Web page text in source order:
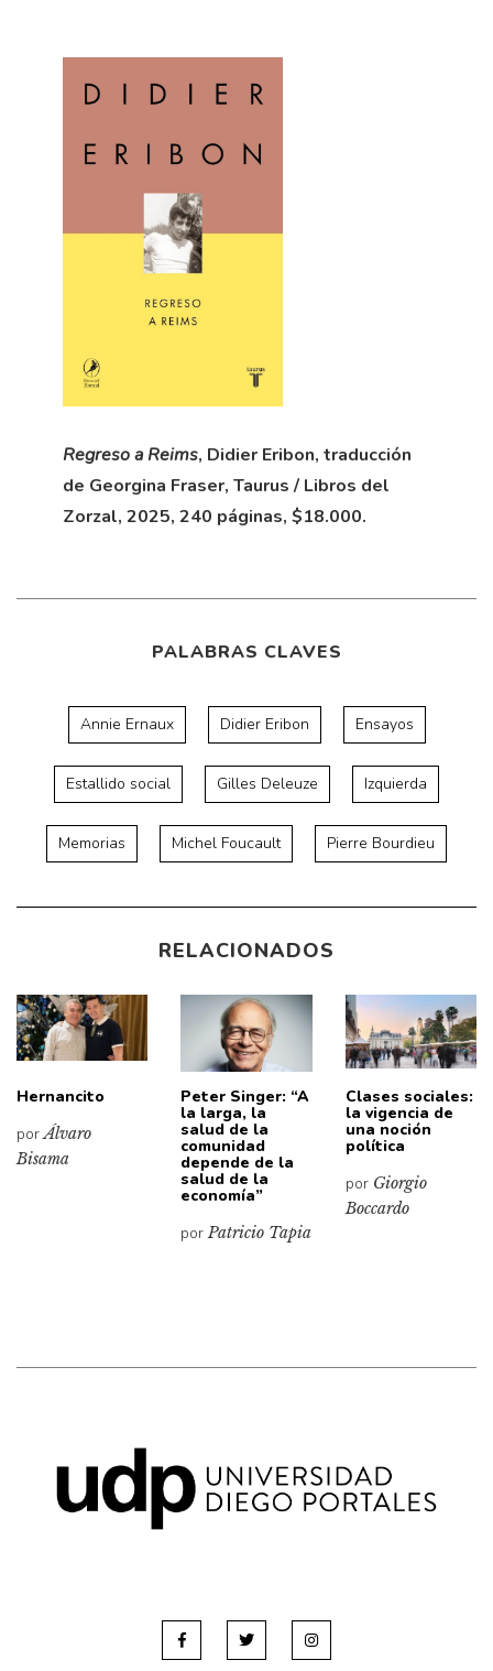
Regreso a Reims, Didier Eribon, traducción
de Georgina Fraser, Taurus / Libros del
Zorzal, 2025, 240 páginas, $18.000.
PALABRAS CLAVES
Annie Ernaux Didier Eribon Ensayos
Estallido social Gilles Deleuze Izquierda
Memorias Michel Foucault Pierre Bourdieu
RELACIONADOS
Hernancito
porÁlvaro
Bisama
Peter Singer: “A
la larga, la
salud de la
comunidad
depende de la
salud de la
economía”
porPatricio Tapia
Clases sociales:
la vigencia de
una noción
política
por Giorgio
Boccardo